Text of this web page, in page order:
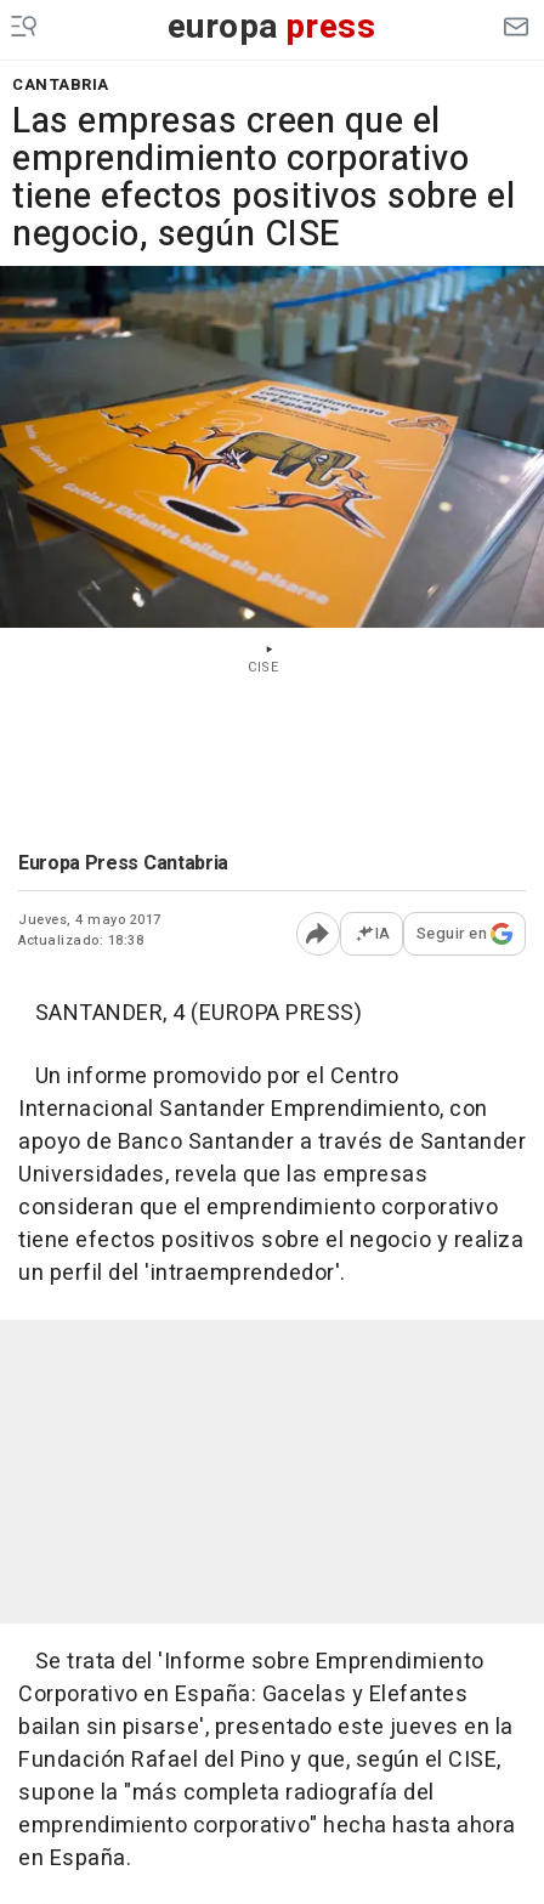
europa press
CANTABRIA
Las empresas creen que el
emprendimiento corporativo
tiene efectos positivos sobre el
negocio, según CISE
CISE
Europa Press Cantabria
Jueves, 4 mayo 2017
Actualizado: 18:38
Abrir opciones para
IA Seguir en
SANTANDER, 4 (EUROPA PRESS)
Un informe promovido por el Centro
Internacional Santander Emprendimiento, con
apoyo de Banco Santander a través de Santander
Universidades, revela que las empresas
consideran que el emprendimiento corporativo
tiene efectos positivos sobre el negocio y realiza
un perfil del 'intraemprendedor'.
Se trata del 'Informe sobre Emprendimiento
Corporativo en España: Gacelas y Elefantes
bailan sin pisarse', presentado este jueves en la
Fundación Rafael del Pino y que, según el CISE,
supone la "más completa radiografía del
emprendimiento corporativo" hecha hasta ahora
en España.